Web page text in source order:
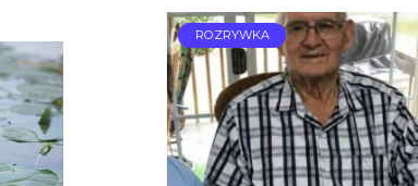
ROZRYWKA